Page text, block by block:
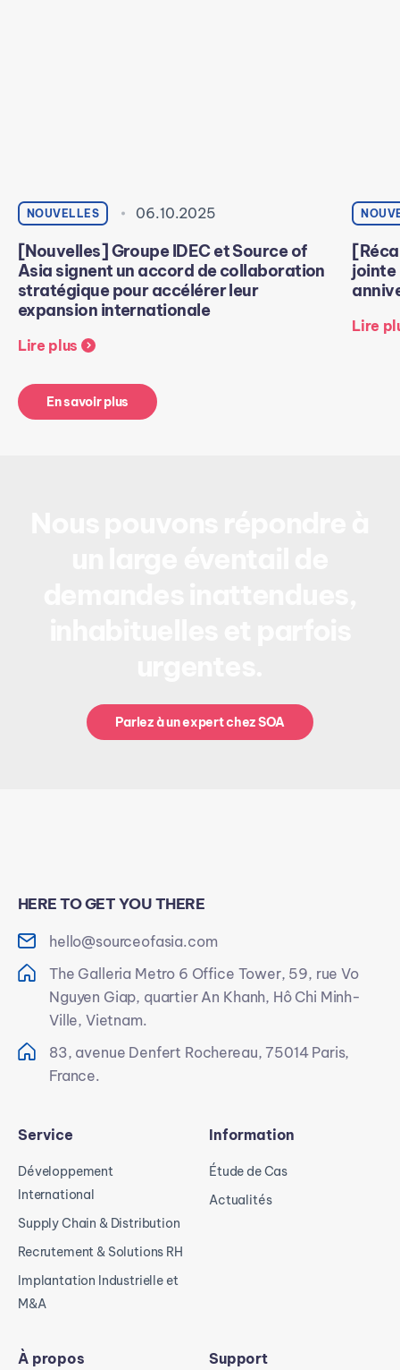
NOUVELLES 06.10.2025
[Nouvelles] Groupe IDEC et Source of
Asia signent un accord de collaboration
stratégique pour accélérer leur
expansion internationale
Lire plus
jointe
Lire
En savoir plus
Parlez à un expert chez SOA
HERE TO GET YOU THERE
hello@sourceofasia.com
The Galleria Metro 6 Office Tower, 59, rue Vo
Nguyen Giap, quartier An Khanh, Hô Chi Minh-
Ville, Vietnam.
83, avenue Denfert Rochereau, 75014 Paris,
France.
Service
Développement
International
Supply Chain & Distribution
Recrutement & Solutions RH
Implantation Industrielle et
M&A
Information
Étude de Cas
Actualités
À propos Support